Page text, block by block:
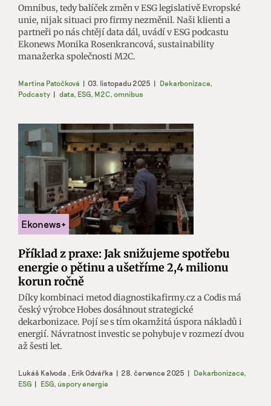
Omnibus, tedy balíček změn v ESG legislativě Evropské
unie, nijak situaci pro firmy nezměnil. Naši klienti a
partneři po nás chtějí data dál, uvádí v ESG podcastu
Ekonews Monika Rosenkrancová, sustainability
manažerka společnosti M2C.
Martina Patočková | 03. listopadu 2025 | Dekarbonizace,
Podcasty | data, ESG, M2C, omnibus
Příklad z praxe: Jak snižujeme spotřebu
energie o pětinu a ušetříme 2,4 milionu
korun ročně
Díky kombinaci metod diagnostikafirmy.cz a Codis má
český výrobce Hobes dosáhnout strategické
dekarbonizace. Pojí se s tím okamžitá úspora nákladů i
energií. Návratnost investic se pohybuje v rozmezí dvou
až šesti let.
Lukáš Kalvoda , Erik Odvářka | 28. července 2025 | Dekarbonizace,
ESG | ESG, úspory energie